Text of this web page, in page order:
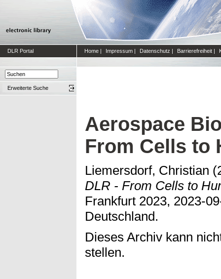
DLR Portal Home | Impressum | Datenschutz | Barrierefreiheit |
Erweiterte Suche
Aerospace
From Cells to
Liemersdorf, Christian
DLR - From Cells to
Frankfurt 2023, 2023-
Deutschland.
Dieses Archiv kann
stellen.